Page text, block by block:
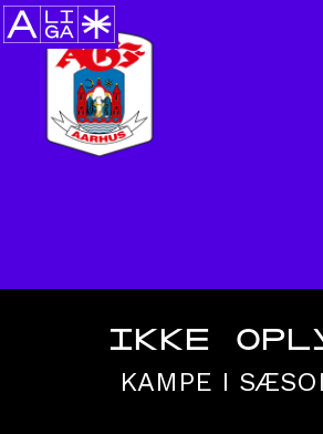
IKKE
KAMPE I